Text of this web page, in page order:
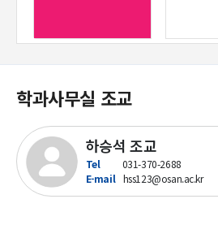
학과사무실 조교
하승석 조교
Tel
031-370-2688
E-mail hss123@osan.ac.kr